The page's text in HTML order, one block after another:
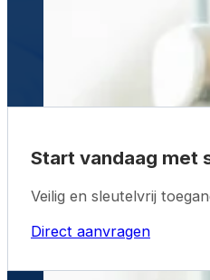
Start vandaag met
Veilig en sleutelvrij
Direct aanvragen